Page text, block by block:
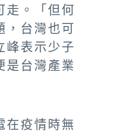
走。「但何
，台灣也可
峰表示少子
是台灣產業
在疫情時無